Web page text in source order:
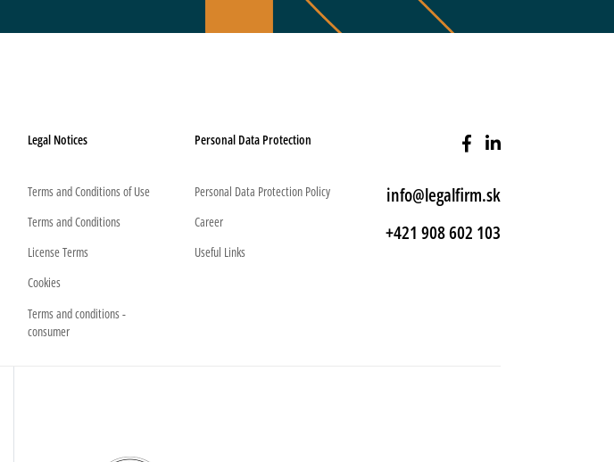
Legal Notices
Terms and Conditions of Use
Terms and Conditions
License Terms
Cookies
Terms and conditions -
consumer
Personal Data Protection
Personal Data Protection Policy
Career
Useful Links
info@legalfirm.sk
+421 908 602 103